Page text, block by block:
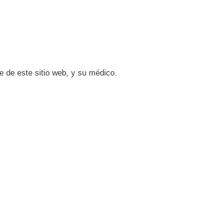
de este sitio web, y su médico.